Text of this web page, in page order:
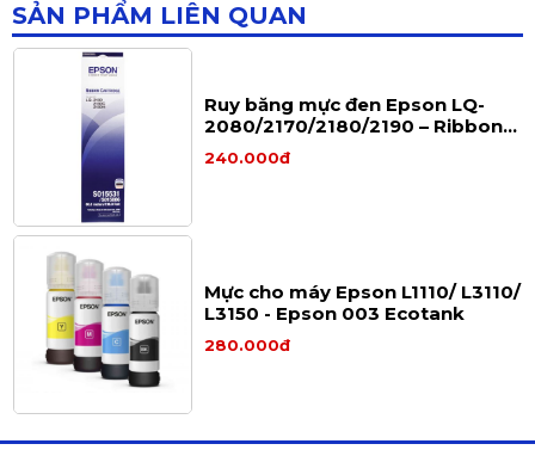
SẢN PHẨM LIÊN QUAN
Ruy băng mực đen Epson LQ-
2080/2170/2180/2190 – Ribbon
chính hãng cho máy in kim
Epson LQ Series
240.000đ
Mực cho máy Epson L1110/ L3110/
L3150 - Epson 003 Ecotank
280.000đ